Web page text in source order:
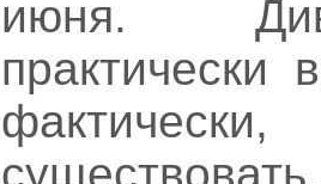
июня.
практически